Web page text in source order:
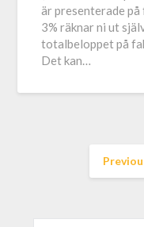
är presenterade
3% räknar ni ut
totalbeloppet på
Det kan…